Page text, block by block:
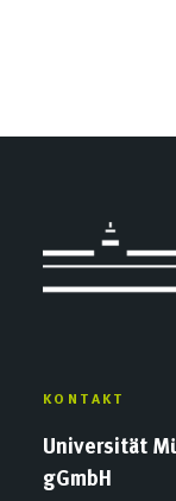
KONTAKT
Universität
gGmbH